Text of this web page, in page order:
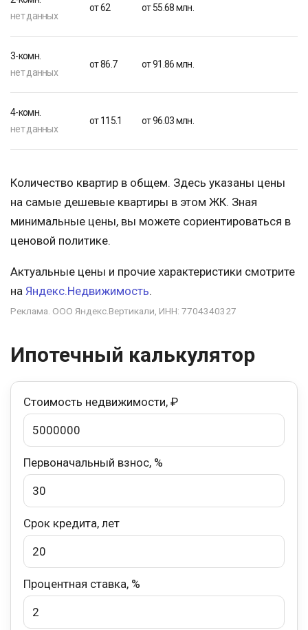
нет данных
от 62 от 55.68 млн.
3-комн.
нет данных
от 86.7 от 91.86 млн.
4-комн.
нет данных
от 115.1 от 96.03 млн.
Количество квартир в общем. Здесь указаны цены
на самые дешевые квартиры в этом ЖК. Зная
минимальные цены, вы можете сориентироваться в
ценовой политике.
Актуальные цены и прочие характеристики смотрите
на Яндекс.Недвижимость.
Реклама. ООО Яндекс.Вертикали, ИНН: 7704340327
Ипотечный калькулятор
Стоимость недвижимости, ₽
Первоначальный взнос, %
Срок кредита, лет
Процентная ставка, %